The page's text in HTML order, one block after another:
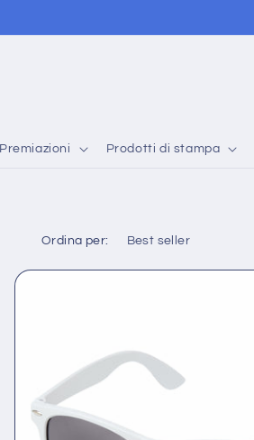
Premiazioni Prodotti di stampa
Ordina per: